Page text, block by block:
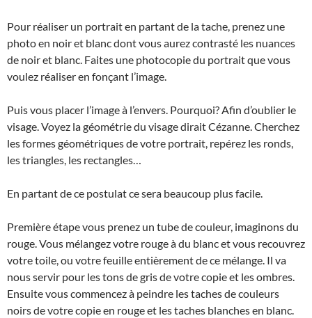
Pour réaliser un portrait en partant de la tache, prenez une
photo en noir et blanc dont vous aurez contrasté les nuances
de noir et blanc. Faites une photocopie du portrait que vous
voulez réaliser en fonçant l’image.
Puis vous placer l’image à l’envers. Pourquoi? Afin d’oublier le
visage. Voyez la géométrie du visage dirait Cézanne. Cherchez
les formes géométriques de votre portrait, repérez les ronds,
les triangles, les rectangles…
En partant de ce postulat ce sera beaucoup plus facile.
Première étape vous prenez un tube de couleur, imaginons du
rouge. Vous mélangez votre rouge à du blanc et vous recouvrez
votre toile, ou votre feuille entièrement de ce mélange. Il va
nous servir pour les tons de gris de votre copie et les ombres.
Ensuite vous commencez à peindre les taches de couleurs
noirs de votre copie en rouge et les taches blanches en blanc.